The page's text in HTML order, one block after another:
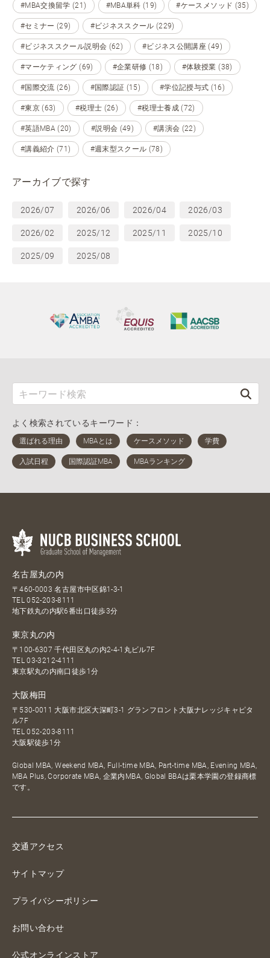
#MBA交換留学 (21) #MBA単科 (19) #ケースメソッド (35)
#セミナー (29) #ビジネススクール (229)
#ビジネススクール説明会 (62) #ビジネス公開講座 (49)
#マーケティング (69) #企業研修 (18) #体験授業 (38)
#国際交流 (26) #国際認証 (15) #学位記授与式 (16)
#東京 (63) #税理士 (26) #税理士養成 (72)
#英語MBA (20) #説明会 (49) #講演会 (22)
#講義紹介 (71) #週末型スクール (78)
アーカイブで探す
2026/07 2026/06 2026/04 2026/03
2026/02 2025/12 2025/11 2025/10
2025/09 2025/08
よく検索されているキーワード：
名古屋丸の内
〒460-0003 名古屋市中区錦1-3-1
TEL052-203-8111
地下鉄丸の内駅6番出口徒歩3分
東京丸の内
〒100-6307 千代田区丸の内2-4-1丸ビル7F
TEL03-3212-4111
東京駅丸の内南口徒歩1分
大阪梅田
〒530-0011 大阪市北区大深町3-1 グランフロント大阪ナレッジキャピタ
ル7F
TEL052-203-8111
大阪駅徒歩1分
Global MBA, Weekend MBA, Full-time MBA, Part-time MBA, Evening MBA,
MBA Plus, Corporate MBA, 企業内MBA, Global BBAは栗本学園の登録商標
です。
交通アクセス
サイトマップ
プライバシーポリシー
お問い合わせ
公式オンラインストア